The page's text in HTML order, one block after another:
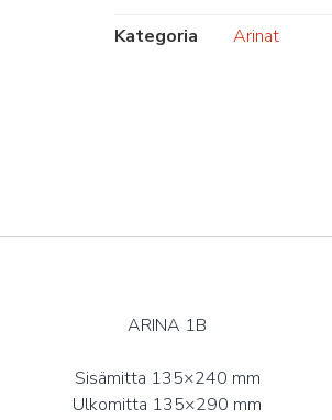
Kategoria
Arinat
ARINA 1B
Sisämitta 135×240 mm
Ulkomitta 135×290 mm